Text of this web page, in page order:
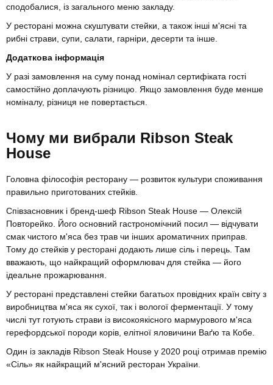
сподобалися, із загального меню закладу.
У ресторані можна скуштувати стейки, а також інші м'ясні та
рибні страви, супи, салати, гарніри, десерти та інше.
Додаткова інформація
У разі замовлення на суму понад номінал сертифіката гості
самостійно доплачують різницю. Якщо замовлення буде менше
номіналу, різниця не повертається.
Чому ми вибрали Ribson Steak
House
Головна філософія ресторану — розвиток культури споживання
правильно приготованих стейків.
Співзасновник і бренд-шеф Ribson Steak House — Олексій
Повторейко. Його основний гастрономічний посил — відчувати
смак чистого м'яса без трав чи інших ароматичних приправ.
Тому до стейків у ресторані додають лише сіль і перець. Там
вважають, що найкращий оформлювач для стейка — його
ідеальне прожарювання.
У ресторані представлені стейки багатьох провідних країн світу з
виробництва м'яса як сухої, так і вологої ферментації. У тому
числі тут готують страви із високоякісного мармурового м'яса
герефордської породи корів, елітної яловичини Ваґю та Кобе.
Один із закладів Ribson Steak House у 2020 році отримав премію
«Сіль» як найкращий м'ясний ресторан України.